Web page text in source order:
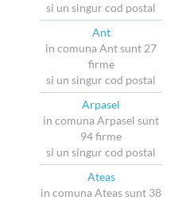
si un singur cod postal
Ant
in comuna Ant sunt 27
firme
si un singur cod postal
Arpasel
in comuna Arpasel sunt
94 firme
si un singur cod postal
Ateas
in comuna Ateas sunt 38